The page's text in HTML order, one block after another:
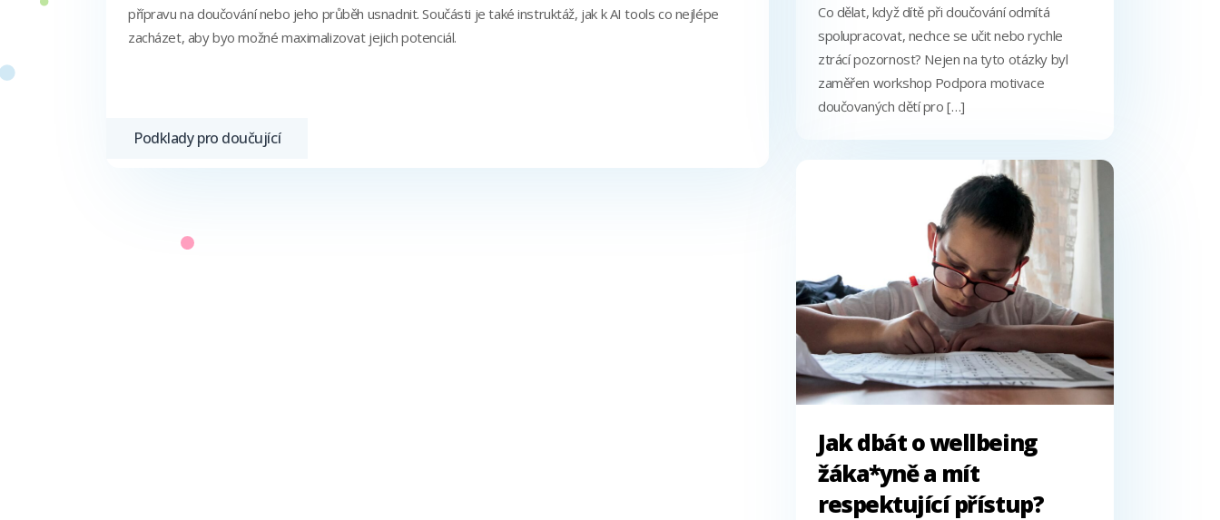
přípravu na doučování nebo jeho průběh usnadnit. Součásti je také instruktáž, jak k AI tools co nejlépe
zacházet, aby byo možné maximalizovat jejich potenciál.
Podklady pro doučující
Co dělat, když dítě při doučování odmítá
spolupracovat, nechce se učit nebo rychle
ztrácí pozornost? Nejen na tyto otázky byl
zaměřen workshop Podpora motivace
doučovaných dětí pro […]
Jak dbát o wellbeing
žáka*yně a mít
respektující přístup?